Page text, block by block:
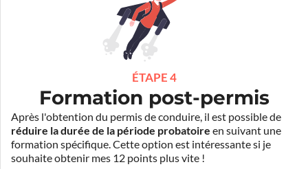
ÉTAPE 4
Formation post-permis
Après l'obtention du permis de conduire, il est possible de
réduire la durée de la période probatoire en suivant une
formation spécifique. Cette option est intéressante si je
souhaite obtenir mes 12 points plus vite !